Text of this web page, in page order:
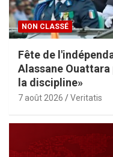
NON CLASSÉ
Fête de
Alassane
la discipline»
7 août 2026 Veritatis